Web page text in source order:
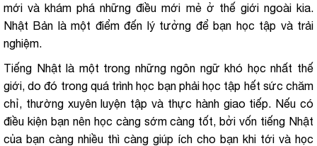
mới và khám phá những điều mới mẻ ở thế giới ngoài kia.
Nhật Bản là một điểm đến lý tưởng để bạn học tập và trải
nghiệm.
Tiếng Nhật là một trong những ngôn ngữ khó học nhất thế
giới, do đó trong quá trình học bạn phải học tập hết sức chăm
chỉ, thường xuyên luyện tập và thực hành giao tiếp. Nếu có
điều kiện bạn nên học càng sớm càng tốt, bởi vốn tiếng Nhật
của bạn càng nhiều thì càng giúp ích cho bạn khi tới và học